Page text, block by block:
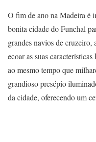
O fim de ano na Madeira é
bonita cidade do Funchal
grandes navios de
ecoar as suas
ao mesmo tempo que
grandioso presépio
da cidade, oferecendo um